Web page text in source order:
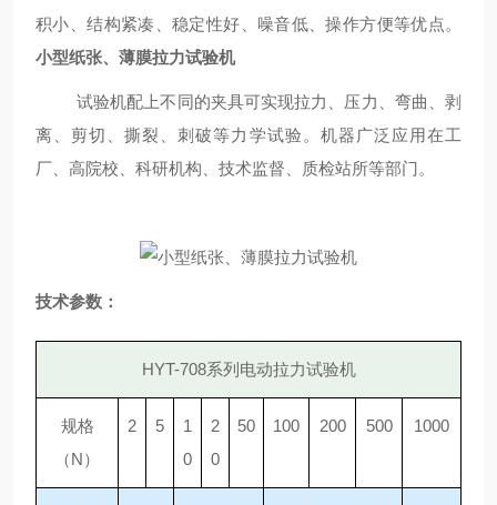
积小、结构紧凑、稳定性好、噪音低、操作方便等优点。
小型纸张、薄膜拉力试验机
试验机配上不同的夹具可实现拉力、压力、弯曲、剥
离、剪切、撕裂、刺破等力学试验。机器广泛应用在工
厂、高院校、科研机构、技术监督、质检站所等部门。
技术参数：
HYT-708系列电动拉力试验机
规格
（N）
2 5
1
0
2
0
50 100 200 500 1000